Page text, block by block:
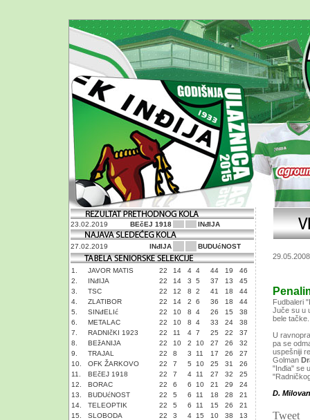
23.02.2019 BEčEJ 1918 INđIJA
27.02.2019 INđIJA BUDUćNOST
1. JAVOR MATIS 22 14 4 4 44 19
46
2.
INđIJA 22 14 3 5 37 13
45
3.
TSC 22 12 8 2 41 18
44
4.
ZLATIBOR 22 14 2 6 36 18
44
5.
SINđELIć 22 10 8 4 26 15
38
6.
METALAC 22 10 8 4 33 24
38
7.
RADNIčKI 1923 22 11 4 7 25 22
37
8.
BEžANIJA 22 10 2 10 27 26
32
9.
TRAJAL 22 8 3 11 17 26
27
10.
OFK ŽARKOVO 22 7 5 10 25 31
26
11.
BEčEJ 1918 22 7 4 11 27 32
25
12.
BORAC 22 6 6 10 21 29
24
13.
BUDUćNOST 22 5 6 11 18 28
21
14.
TELEOPTIK 22 5 6 11 15 26
21
15.
SLOBODA 22 3 4 15 10 38
13
29.05.2008
Fudbaleri
Juče su u
bele
U
pa se
uspešniji
Golman
"Inđia" se
D.
Tweet